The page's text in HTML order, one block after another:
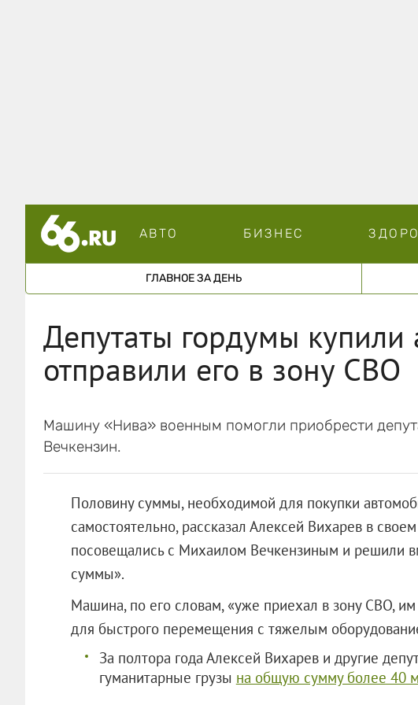
АВТО БИЗНЕС
ГЛАВНОЕ ЗА ДЕНЬ
Депутаты гордумы купили
отправили его в зону СВО
Машину «Нива» военным помогли приобрести
Вечкензин.
Половину суммы, необходимой для покупки
самостоятельно, рассказал Алексей Вихарев в
посовещались с Михаилом Вечкензиным и решили
суммы».
Машина, по его словам, «уже приехал в зону СВО,
для быстрого перемещения с тяжелым
За полтора года Алексей Вихарев и другие
гуманитарные грузы на общую сумму более 40